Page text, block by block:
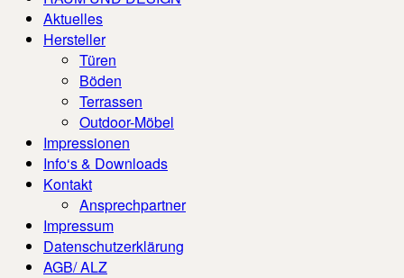
Aktuelles
Hersteller
Türen
Böden
Terrassen
Outdoor-Möbel
Impressionen
Info‘s & Downloads
Kontakt
Ansprechpartner
Impressum
Datenschutzerklärung
AGB/ ALZ